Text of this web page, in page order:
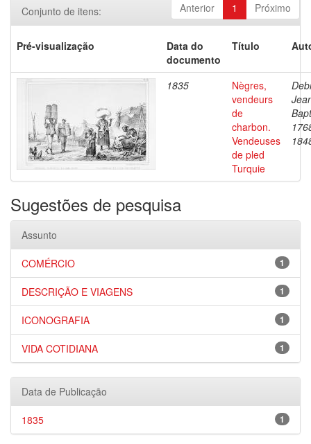
Anterior 1 Próximo
Conjunto de itens:
Pré-visualização
Data do
documento
Título
1835
Nègres,
vendeurs
de
charbon.
Vendeuses
de pled
Turquie
Sugestões de pesquisa
Assunto
1
COMÉRCIO
1
DESCRIÇÃO E VIAGENS
1
ICONOGRAFIA
1
VIDA COTIDIANA
Data de Publicação
1
1835